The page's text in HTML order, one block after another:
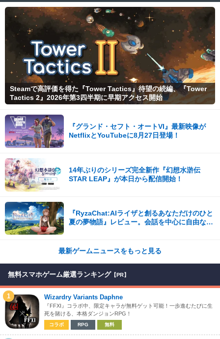
Steamで高評価を得た『Tower Tactics』待望の続編、『Tower
Tactics 2』2026年第3四半期に早期アクセス開始
『グランド・セフト・オートVI』最新映像が
NetflixとYouTubeに8月27日登場！
14年ぶりのシリーズ完全新作『幻想水滸伝
STAR LEAP』が本日から配信開始！
『RyzaChat:AIライザと創るあなただけのひと
夏の夢物語』レビュー。会話を中心に自由な冒
最新ゲームニュースをもっと見る
無料スマホゲーム厳選ランキング 【PR】
1 Wizardry Variants Daphne
『FFXI』コラボ中、限定キャラが無料ゲット可能！一歩進むたびに生
死を賭ける、本格ダンジョンRPG！
コラボ RPG 無料